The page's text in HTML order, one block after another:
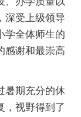
深受上级领导
学全体师生的
感谢和最崇高
期充分的休
，视野得到了